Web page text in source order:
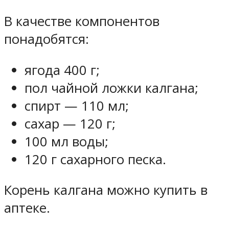
В качестве компонентов
понадобятся:
ягода 400 г;
пол чайной ложки калгана;
спирт — 110 мл;
сахар — 120 г;
100 мл воды;
120 г сахарного песка.
Корень калгана можно купить в
аптеке.